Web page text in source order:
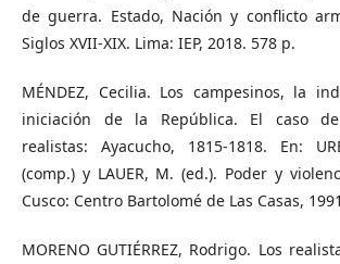
de guerra. Estado, Nación y conflicto
Siglos XVII-XIX. Lima: IEP, 2018. 578 p.
MÉNDEZ, Cecilia. Los campesinos, la
iniciación de la República. El caso
realistas: Ayacucho, 1815-1818. En:
(comp.) y LAUER, M. (ed.). Poder y
Cusco: Centro Bartolomé de Las Casas,
MORENO GUTIÉRREZ, Rodrigo. Los